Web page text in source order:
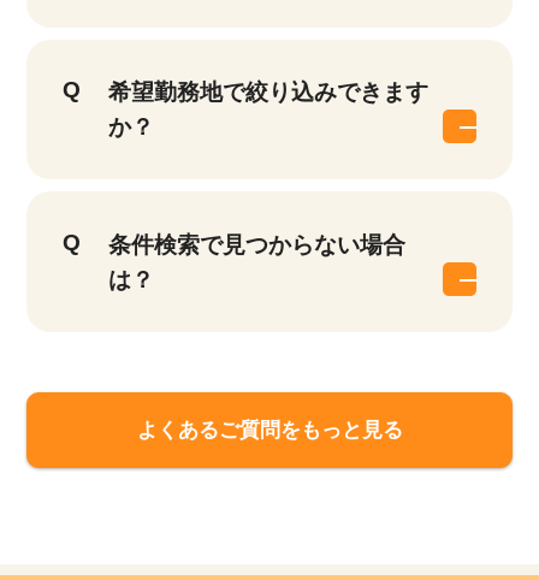
希望勤務地で絞り込みできます
か？
条件検索で見つからない場合
は？
よくあるご質問をもっと見る